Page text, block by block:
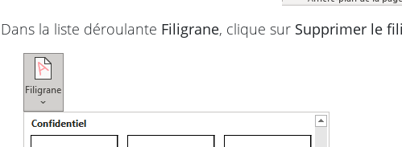
Dans la liste déroulante Filigrane, clique sur Supprimer le